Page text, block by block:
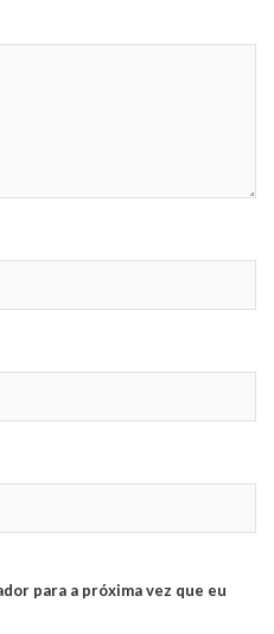
para a próxima vez que eu